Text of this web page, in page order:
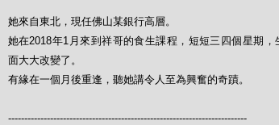
她來自東北，現任佛山某銀行高層。
她在2018年1月來到祥哥的食生課程，短短三四個星期，
面大大改變了。
有緣在一個月後重逢，聽她講令人至為興奮的奇蹟。
--------------------------------------------------------------------------